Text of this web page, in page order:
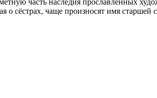
о сёстрах, чаще произносят имя